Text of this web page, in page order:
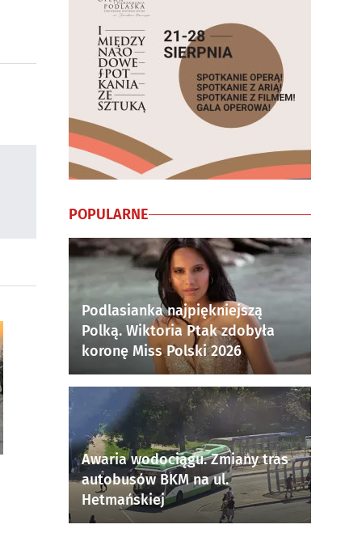
POPULARNE
Podlasianka najpiękniejszą
Polką. Wiktoria Ptak zdobyła
koronę Miss Polski 2026
Awaria wodociągu. Zmiany tras
autobusów BKM na ul.
Hetmańskiej